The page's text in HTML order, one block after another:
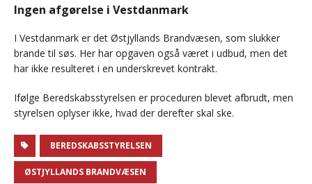
Ingen afgørelse i Vestdanmark
I Vestdanmark er det Østjyllands Brandvæsen, som slukker
brande til søs. Her har opgaven også været i udbud, men det
har ikke resulteret i en underskrevet kontrakt.
Ifølge Beredskabsstyrelsen er proceduren blevet afbrudt, men
styrelsen oplyser ikke, hvad der derefter skal ske.
BEREDSKABSSTYRELSEN
ØSTJYLLANDS BRANDVÆSEN